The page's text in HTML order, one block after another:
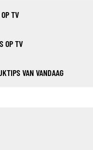
TV
OP TV
VAN VANDAAG